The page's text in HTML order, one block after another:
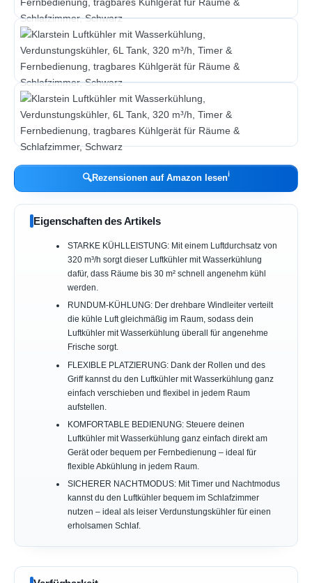
🔍Rezensionen auf Amazon lesenℹ︎
Eigenschaften des Artikels
STARKE KÜHLLEISTUNG: Mit einem Luftdurchsatz von
320 m³/h sorgt dieser Luftkühler mit Wasserkühlung
dafür, dass Räume bis 30 m² schnell angenehm kühl
werden.
RUNDUM-KÜHLUNG: Der drehbare Windleiter verteilt
die kühle Luft gleichmäßig im Raum, sodass dein
Luftkühler mit Wasserkühlung überall für angenehme
Frische sorgt.
FLEXIBLE PLATZIERUNG: Dank der Rollen und des
Griff kannst du den Luftkühler mit Wasserkühlung ganz
einfach verschieben und flexibel in jedem Raum
aufstellen.
KOMFORTABLE BEDIENUNG: Steuere deinen
Luftkühler mit Wasserkühlung ganz einfach direkt am
Gerät oder bequem per Fernbedienung – ideal für
flexible Abkühlung in jedem Raum.
SICHERER NACHTMODUS: Mit Timer und Nachtmodus
kannst du den Luftkühler bequem im Schlafzimmer
nutzen – ideal als leiser Verdunstungskühler für einen
erholsamen Schlaf.